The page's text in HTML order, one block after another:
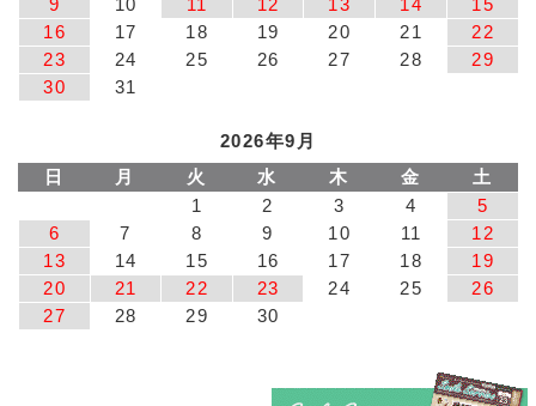
9
10 11 12 13 14
15
16
17 18 19 20 21
22
23
24 25 26 27 28
29
30
31
2026年9月
日
月 火 水 木 金
土
1
2 3 4
5
6
7 8 9 10 11
12
13
14 15 16 17 18
19
20
21 22 23 24 25
26
27
28 29 30